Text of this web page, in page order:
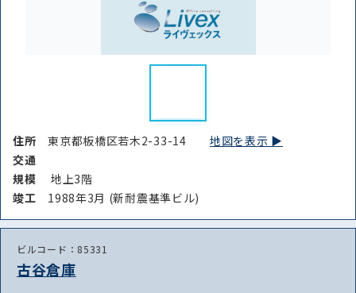
住所東京都板橋区若木2-33-14地図を表示 ▶︎
交通
規模
地上3階
竣⼯ 1988年3月 (新耐震基準ビル)
ビルコード：85331
古谷倉庫